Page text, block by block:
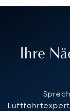
Ihre